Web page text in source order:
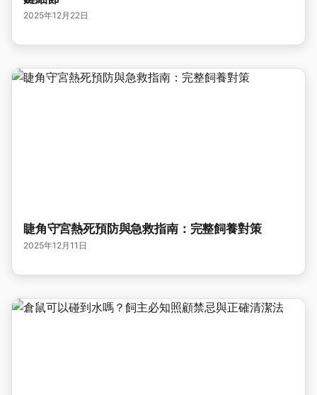
2025年12月22日
睫角守宮熱死預防與急救指南：完整飼養對策
2025年12月11日